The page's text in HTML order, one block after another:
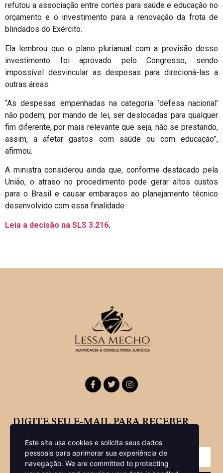
refutou a associação entre cortes para saúde e educação no
orçamento e o investimento para a renovação da frota de
blindados do Exército.
Ela lembrou que o plano plurianual com a previsão desse
investimento foi aprovado pelo Congresso, sendo
impossível desvincular as despesas para direcioná-las a
outras áreas.
“As despesas empenhadas na categoria ‘defesa nacional’
não podem, por mando de lei, ser deslocadas para qualquer
fim diferente, por mais relevante que seja, não se prestando,
assim, a afetar gastos com saúde ou com educação”,
afirmou.
A ministra considerou ainda que, conforme destacado pela
União, o atraso no procedimento pode gerar altos custos
para o Brasil e causar embaraços ao planejamento técnico
desenvolvido com essa finalidade.
Leia a decisão na SLS 3.216.
DIGITE SEU E-MAIL PARA RECEBER
Este site usa cookies e solicita seus dados
pessoais para aprimorar sua experiência de
navegação. We are committed to protecting